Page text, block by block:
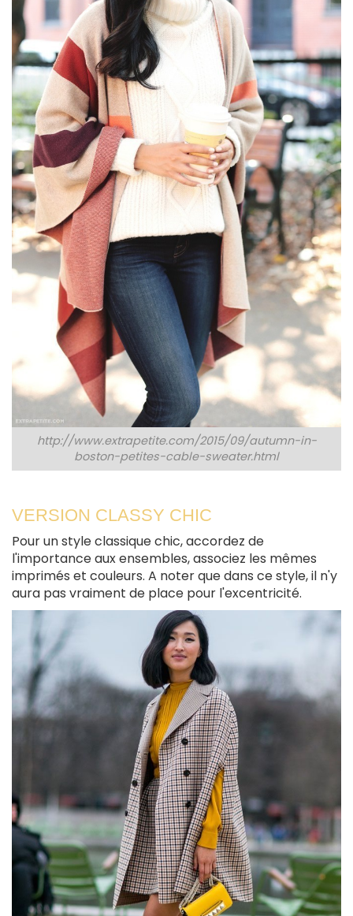
http://www.extrapetite.com/2015/09/autumn-in-
boston-petites-cable-sweater.html
VERSION CLASSY CHIC
Pour un style classique chic, accordez de
l'importance aux ensembles, associez les mêmes
imprimés et couleurs. A noter que dans ce style, il n'y
aura pas vraiment de place pour l'excentricité.